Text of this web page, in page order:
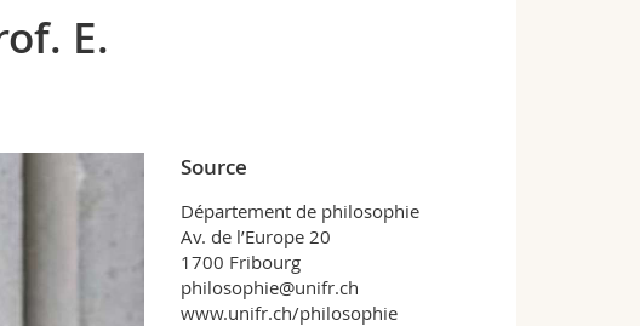
E.
Source
Département de philosophie
Av. de l’Europe 20
1700 Fribourg
philosophie@unifr.ch
www.unifr.ch/philosophie